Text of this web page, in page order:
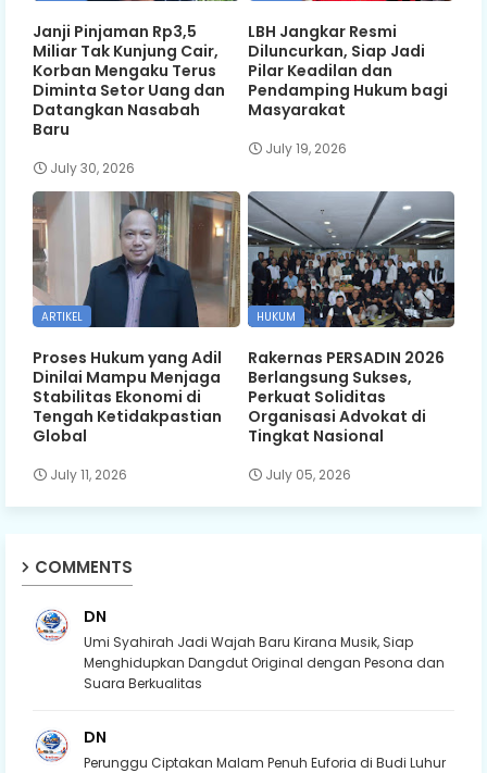
Janji Pinjaman Rp3,5
Miliar Tak Kunjung Cair,
Korban Mengaku Terus
Diminta Setor Uang dan
Datangkan Nasabah
Baru
July 30, 2026
LBH Jangkar Resmi
Diluncurkan, Siap Jadi
Pilar Keadilan dan
Pendamping Hukum bagi
Masyarakat
July 19, 2026
ARTIKEL
Proses Hukum yang Adil
Dinilai Mampu Menjaga
Stabilitas Ekonomi di
Tengah Ketidakpastian
Global
July 11, 2026
HUKUM
Rakernas PERSADIN 2026
Berlangsung Sukses,
Perkuat Soliditas
Organisasi Advokat di
Tingkat Nasional
July 05, 2026
COMMENTS
DN
Umi Syahirah Jadi Wajah Baru Kirana Musik, Siap
Menghidupkan Dangdut Original dengan Pesona dan
Suara Berkualitas
DN
Perunggu Ciptakan Malam Penuh Euforia di Budi Luhur